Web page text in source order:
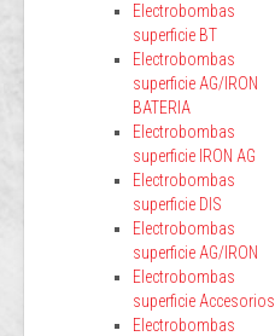
Electrobombas
superficie BT
Electrobombas
superficie AG/IRON
BATERIA
Electrobombas
superficie IRON AG
Electrobombas
superficie DIS
Electrobombas
superficie AG/IRON
Electrobombas
superficie Accesorios
Electrobombas